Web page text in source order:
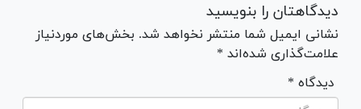
دیدگاهتان را بنویسید
نشانی ایمیل شما منتشر نخواهد شد. بخش‌های موردنیاز
علامت‌گذاری شده‌اند *
* دیدگاه